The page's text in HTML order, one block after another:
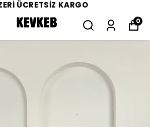
ÜCRETSİZ KARGO
0